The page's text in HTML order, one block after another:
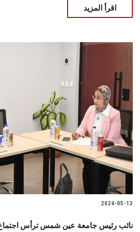
اقرأ المزيد
2024-05-13
نائب رئيس جامعة عين شمس ترأس اجتماع